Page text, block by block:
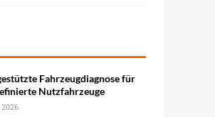
Fahrzeugdiagnose für
Nutzfahrzeuge